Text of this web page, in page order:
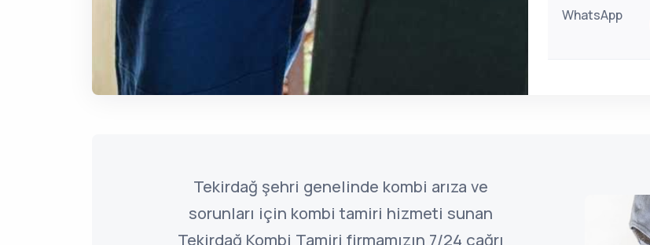
WhatsApp
Tekirdağ şehri genelinde kombi arıza ve
sorunları için kombi tamiri hizmeti sunan
Tekirdağ Kombi Tamiri firmamızın 7/24 çağrı